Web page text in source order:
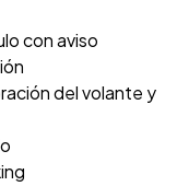
con aviso
del volante y